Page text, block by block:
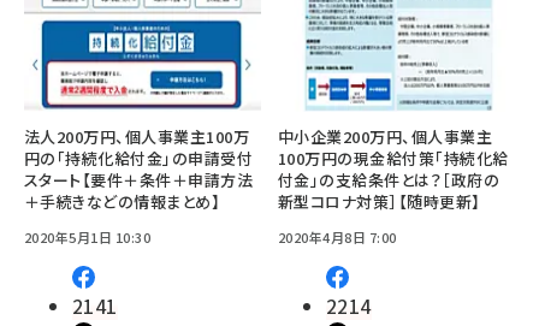
法人200万円、個人事業主100万
円の「持続化給付金」の申請受付
スタート【要件＋条件＋申請方法
＋手続きなどの情報まとめ】
2020年5月1日 10:30
2141
中小企業200万円、個人事業主
100万円の現金給付策「持続化給
付金」の支給条件とは？［政府の
新型コロナ対策］【随時更新】
2020年4月8日 7:00
2214